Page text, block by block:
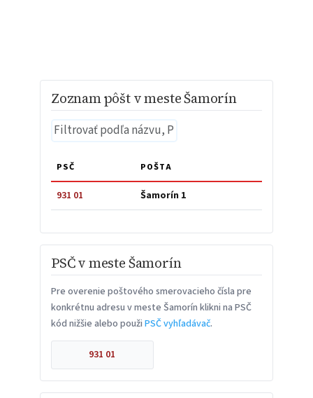
Zoznam pôšt v meste Šamorín
PSČ POŠTA
931 01 Šamorín 1
PSČ v meste Šamorín
Pre overenie poštového smerovacieho čísla pre
konkrétnu adresu v meste Šamorín klikni na PSČ
kód nižšie alebo použi PSČ vyhľadávač.
931 01